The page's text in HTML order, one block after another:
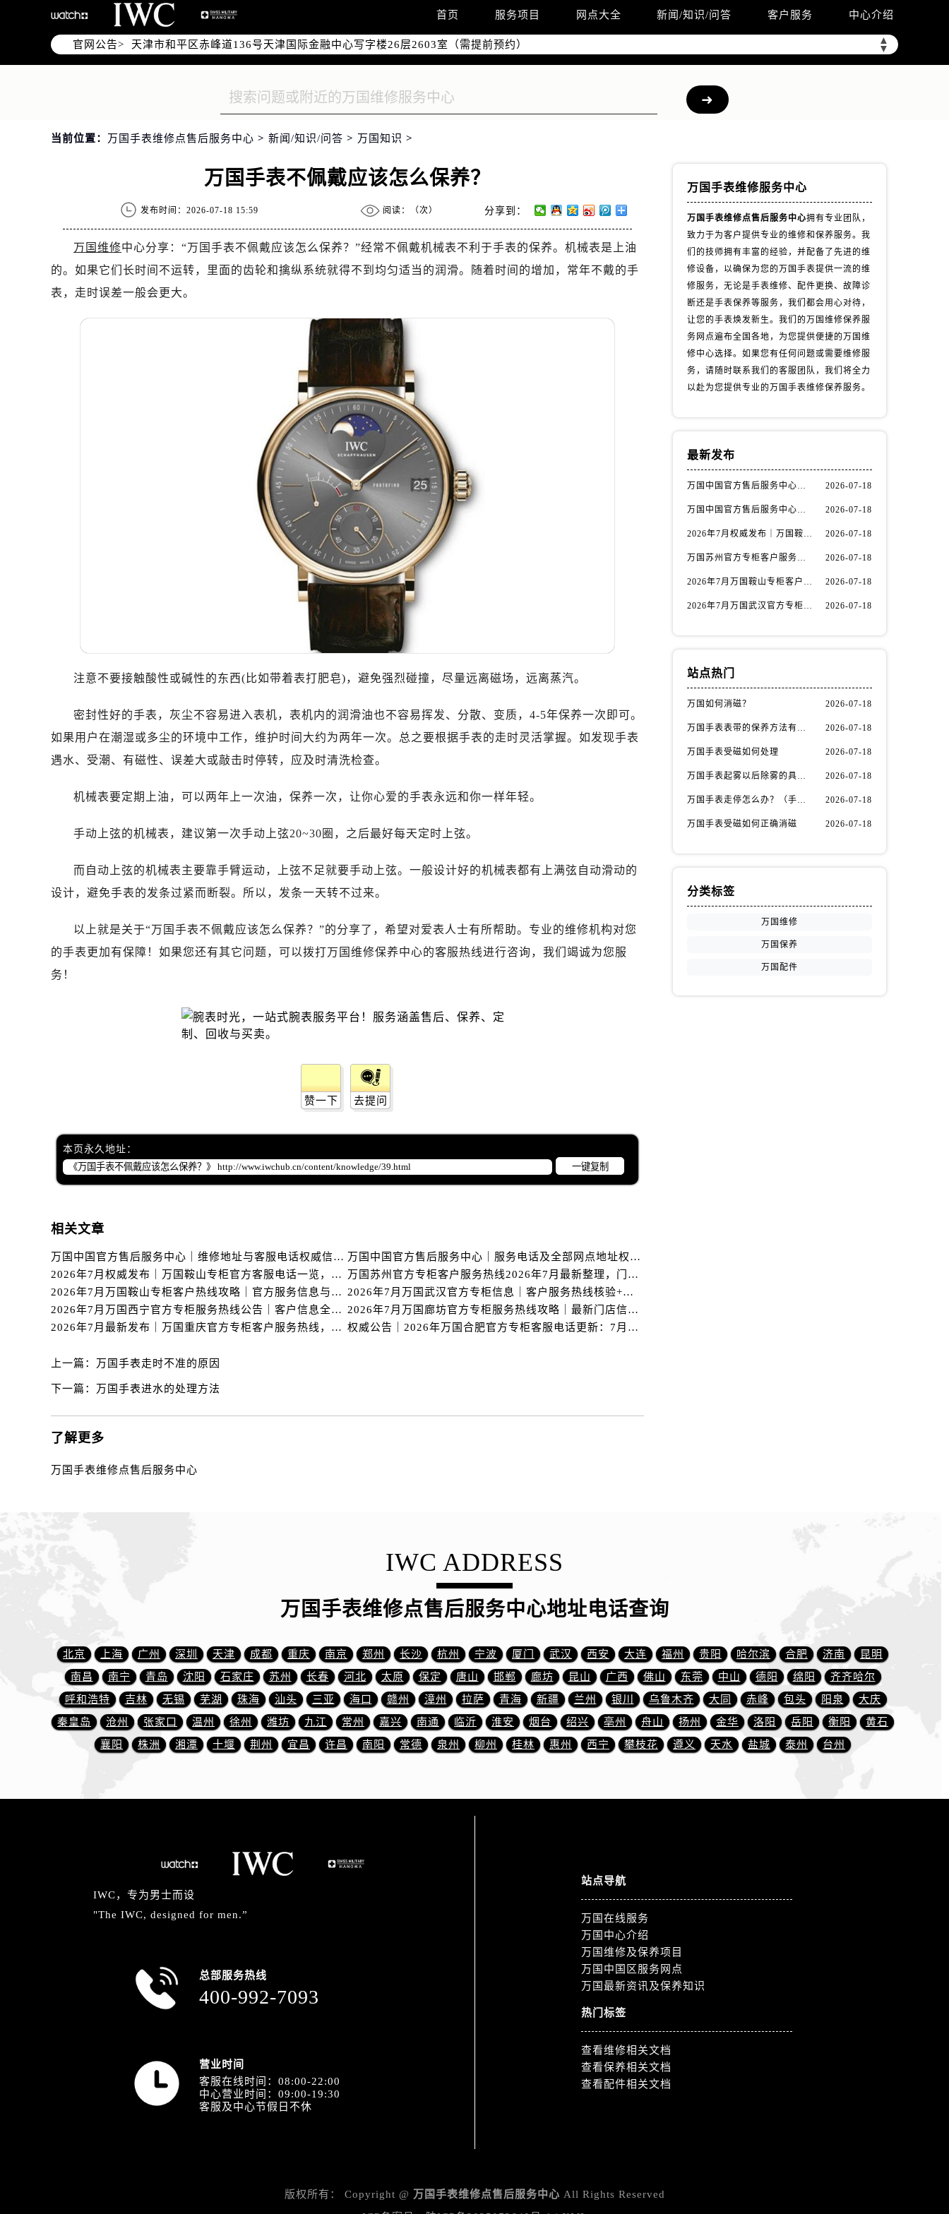
首页 服务项目 网点大全 新闻/知识/问答 客户服务 中心介绍
官网公告> ▲
▼
北京市东城区东长安街1号东方广场写字楼W3座6层602室（需提前预约）
北京市朝阳区建国门外大街甲6号华熙国际中心写字楼D座11层1102室（需提前预约）
天津市和平区赤峰道136号天津国际金融中心写字楼26层2603室（需提前预约）
上海市徐汇区虹桥路3号港汇中心写字楼2座37层3705室（需提前预约）
南京市秦淮区中山南路1号（新街口）南京中心写字楼22层C1-1室（需提前预约）
徐州市鼓楼区淮海东路29号苏宁广场IFC国际金融中心写字楼35层3508室（需提前预约）
盐城市盐都区世纪大道5号盐城金融城写字楼1号楼16层1604室（需提前预约）
泰州市海陵区永定东路399号置地商务中心东塔写字楼（华润万象城）17层1706室（需提前预约）
杭州市上城区钱江路1366号华润大厦写字楼A座5层503-5室（需提前预约）
金华市金东区东市南街777号金华万达广场写字楼4号楼22层2209室（需提前预约）
嘉兴市南湖区广益路705号嘉兴世界贸易中心写字楼A座13层1304室（需提前预约）
南昌市红谷滩新区红谷中大道998号绿地双子塔（中央广场）A1座办公楼14层07室（需提前预约）
济南市历下区经十路11111号华润中心写字楼（万象城）15层1508室（需提前预约）
广州市天河区天河路230号万菱汇国际中心写字楼A塔7层704室（需提前预约）
广州市越秀区环市东路371-375号世界贸易中心大厦南塔写字楼15层07室（需提前预约）
深圳市罗湖区深南东路5001号华润大厦写字楼17层1701室（需提前预约）
惠州市惠城区江北文昌一路7号华贸大厦写字楼1座30层05室（需提前预约）
厦门市思明区湖滨东路95号华润大厦写字楼B座11层1104室（需提前预约）
福州市鼓楼区五四路128-1号恒力城写字楼15层03室（需提前预约）
成都市锦江区人民东路6号SAC东原中心写字楼24层2406B室（需提前预约）
重庆市江北区观音桥步行街2号融恒时代广场写字楼9层902室（需提前预约）
长沙市芙蓉区定王台街道建湘路393号世茂环球金融中心写字楼（芙蓉广场）10层13室（需提前预约）
郑州市二七区铭功路10号华润大厦写字楼29层2905室（需提前预约）
太原市迎泽区解放路15号亨得利名表服务中心（品牌授权店）3层整层（需提前预约）
沈阳市沈河区中街路137号亨得利名表服务中心（品牌授权店）1层整层（需提前预约）
沈阳市沈河区中街路83号亨得利名表服务中心（品牌授权店）1层整层（需提前预约）
乌鲁木齐市天山区红山路26号时代广场（CCMALL）C座17层17-B（需提前预约）
温州市鹿城区锦绣路1067号置信广场10层1015室（需提前预约）
哈尔滨市道里区友谊西路600号富力中心T2座写字楼29层03室（需提前预约）
大连市中山区人民路15号国际金融大厦7层G室（需提前预约）
东莞市东城街道鸿福东路1号民盈国贸中心T1写字楼9层907室（需提前预约）
无锡市梁溪区人民中路139号恒隆广场写字楼1座11层1104室（需提前预约）
南通市崇川区工农路57号圆融广场写字楼16层1603室（需提前预约）
武汉市江汉区解放大道686号世界贸易大厦38层09室（需提前预约）
合肥市蜀山区潜山路111号万象城华润大厦B座12楼03室（需提前预约）
青岛市南区山东路6号华润大厦B座22层04室（需提前预约）
烟台市芝罘区胜利路139号万达金融中心A座907室（需提前预约）
贵阳市南明区都司高架桥路33号亨特国际金融中心14楼14D（需提前预约）
昆明市盘龙区北京路928号同德昆明广场写字楼10层06室（需提前预约）
海口市龙华区金贸东路5号海口华润大厦B座17层1707室（需提前预约）
唐山市路南区新华东道100号万达广场写字楼A座10层1002室（需提前预约）
内蒙古自治区呼和浩特市玉泉区大学西街70号华润万象城写字楼（鄂尔多斯大厦）23层2326室（需提前预约）
甘肃省兰州市七里河区西津西路16号兰州中心写字楼21层2102室（需提前预约）
重庆市解放碑渝中区民权路28号英利国际金融中心写字楼20层01室（需提前预约）
黑龙江省大庆市萨尔图区会战大街万国售后服务中心（需提前预约）
黑龙江省黑河市爱辉区中央街万国售后服务中心（需提前预约）
黑龙江省七台河市桃山区大同街万国售后服务中心（需提前预约）
黑龙江省齐齐哈尔市龙沙区龙华路万国售后服务中心（需提前预约）
黑龙江省双鸭山市尖山区新兴大街万国售后服务中心（需提前预约）
黑龙江省绥化市北林区新华街与康庄路交叉口万国售后服务中心（需提前预约）
黑龙江省伊春市伊美区通河路万国售后服务中心（需提前预约）
吉林省白山市浑江区浑江大街万国售后服务中心（需提前预约）
吉林省吉林市船营区河南街万国售后服务中心（需提前预约）
吉林省松原市宁江区五环大街万国售后服务中心（需提前预约）
辽宁省朝阳市双塔区新华路万国售后服务中心（需提前预约）
辽宁省抚顺市新抚区东一路万国售后服务中心（需提前预约）
辽宁省葫芦岛市连山区中央路万国售后服务中心（需提前预约）
辽宁省锦州市古塔区中央大街万国售后服务中心（需提前预约）
辽宁省辽阳市白塔区新运大街万国售后服务中心（需提前预约）
辽宁省盘锦市兴隆台区石油大街万国售后服务中心（需提前预约）
辽宁省铁岭市银州区南马路万国售后服务中心（需提前预约）
辽宁省营口市站前区市府路与渤海大街交叉口万国售后服务中心（需提前预约）
内蒙古自治区阿拉善盟市左旗土尔扈特大街万国售后服务中心（需提前预约）
内蒙古自治区包头市青山区幸福路甲3号王府井百货名表维修万国售后服务中心（需提前预约）
内蒙古自治区赤峰市红山区哈达街万国售后服务中心（需提前预约）
内蒙古自治区通辽市科尔沁区明仁大街万国售后服务中心（需提前预约）
内蒙古自治区乌海市海勃湾区人民南路万国售后服务中心（需提前预约）
内蒙古自治区兴安盟市乌兰浩特市兴安大街万国售后服务中心（需提前预约）
山西省大同市平城区迎宾街万国售后服务中心（需提前预约）
山西省晋城市城区黄华街万国售后服务中心（需提前预约）
山西省忻州市忻府区和平东街与七一南路交叉口万国售后服务中心（需提前预约）
当前位置： 万国手表维修点售后服务中心 > 新闻/知识/问答 > 万国知识 >
万国手表不佩戴应该怎么保养？
发布时间：2026-07-18 15:59 阅读：（次） 分享到：
万国维修中心分享：“万国手表不佩戴应该怎么保养？”经常不佩戴机械表不利于手表的保养。机械表是上油
的。如果它们长时间不运转，里面的齿轮和擒纵系统就得不到均匀适当的润滑。随着时间的增加，常年不戴的手
表，走时误差一般会更大。
注意不要接触酸性或碱性的东西(比如带着表打肥皂)，避免强烈碰撞，尽量远离磁场，远离蒸汽。
密封性好的手表，灰尘不容易进入表机，表机内的润滑油也不容易挥发、分散、变质，4-5年保养一次即可。
如果用户在潮湿或多尘的环境中工作，维护时间大约为两年一次。总之要根据手表的走时灵活掌握。如发现手表
遇水、受潮、有磁性、误差大或敲击时停转，应及时清洗检查。
机械表要定期上油，可以两年上一次油，保养一次，让你心爱的手表永远和你一样年轻。
手动上弦的机械表，建议第一次手动上弦20~30圈，之后最好每天定时上弦。
而自动上弦的机械表主要靠手臂运动，上弦不足就要手动上弦。一般设计好的机械表都有上满弦自动滑动的
设计，避免手表的发条过紧而断裂。所以，发条一天转不过来。
以上就是关于“万国手表不佩戴应该怎么保养？”的分享了，希望对爱表人士有所帮助。专业的维修机构对您
的手表更加有保障！如果您还有其它问题，可以拨打万国维修保养中心的客服热线进行咨询，我们竭诚为您服
务！
赞一下 去提问
本页永久地址：
一键复制
相关文章
万国中国官方售后服务中心｜维修地址与客服电话权威信息通知（2026年7月最新）
万国中国官方售后服务中心｜服务电话及全部网点地址权威信息通告（2026年7月最新）
2026年7月权威发布｜万国鞍山专柜官方客服电话一览，服务信息全面公开
万国苏州官方专柜客户服务热线2026年7月最新整理，门店信息权威发布
2026年7月万国鞍山专柜客户热线攻略｜官方服务信息与专柜名录整合
2026年7月万国武汉官方专柜信息｜客户服务热线核验+官方通知
2026年7月万国西宁官方专柜服务热线公告｜客户信息全公开
2026年7月万国廊坊官方专柜服务热线攻略｜最新门店信息与客服电话全收录
2026年7月最新发布｜万国重庆官方专柜客户服务热线，门店核验全攻略
权威公告｜2026年万国合肥官方专柜客服电话更新：7月最新信息公布
上一篇： 万国手表走时不准的原因
下一篇： 万国手表进水的处理方法
了解更多
万国手表维修点售后服务中心
万国手表维修服务中心
万国手表维修点售后服务中心拥有专业团队，
致力于为客户提供专业的维修和保养服务。我
们的技师拥有丰富的经验，并配备了先进的维
修设备，以确保为您的万国手表提供一流的维
修服务，无论是手表维修、配件更换、故障诊
断还是手表保养等服务，我们都会用心对待，
让您的手表焕发新生。我们的万国维修保养服
务网点遍布全国各地，为您提供便捷的万国维
修中心选择。如果您有任何问题或需要维修服
务，请随时联系我们的客服团队，我们将全力
以赴为您提供专业的万国手表维修保养服务。
最新发布
万国中国官方售后服务中心｜维修地址与客服电话权威信息通知（2026年7月最新） 2026-07-18
万国中国官方售后服务中心｜服务电话及全部网点地址权威信息通告（2026年7月最新） 2026-07-18
2026年7月权威发布｜万国鞍山专柜官方客服电话一览，服务信息全面公开 2026-07-18
万国苏州官方专柜客户服务热线2026年7月最新整理，门店信息权威发布 2026-07-18
2026年7月万国鞍山专柜客户热线攻略｜官方服务信息与专柜名录整合 2026-07-18
2026年7月万国武汉官方专柜信息｜客户服务热线核验+官方通知 2026-07-18
站点热门
万国如何消磁？ 2026-07-18
万国手表表带的保养方法有哪些？ 2026-07-18
万国手表受磁如何处理 2026-07-18
万国手表起雾以后除雾的具体方法（万国手表起雾解决办法） 2026-07-18
万国手表走停怎么办？（手表走停的处理方法） 2026-07-18
万国手表受磁如何正确消磁 2026-07-18
分类标签
万国维修
万国保养
万国配件
IWC ADDRESS
万国手表维修点售后服务中心地址电话查询
北京 上海 广州 深圳 天津 成都 重庆 南京 郑州 长沙 杭州 宁波 厦门 武汉 西安 大连 福州 贵阳 哈尔滨 合肥 济南
昆明
南昌
南宁 青岛 沈阳 石家庄 苏州 长春 河北 太原 保定 唐山 邯郸 廊坊 昆山 广西 佛山 东莞 中山 德阳 绵阳
齐齐哈尔
呼和浩特
吉林 无锡 芜湖 珠海 汕头 三亚 海口 赣州 漳州 拉萨 青海 新疆 兰州 银川 乌鲁木齐 大同 赤峰 包头 阳泉
大庆
秦皇岛
沧州 张家口 温州 徐州 潍坊 九江 常州 嘉兴 南通 临沂 淮安 烟台 绍兴 亳州 舟山 扬州 金华 洛阳 岳阳 衡阳
黄石
襄阳
株洲 湘潭 十堰 荆州 宜昌 许昌 南阳 常德 泉州 柳州 桂林 惠州 西宁 攀枝花 遵义 天水 盐城 泰州 台州
IWC，专为男士而设
"The IWC, designed for men.”
总部服务热线
400-992-7093
营业时间
客服在线时间：08:00-22:00
中心营业时间：09:00-19:30
客服及中心节假日不休
站点导航
万国在线服务
万国中心介绍
万国维修及保养项目
万国中国区服务网点
万国最新资讯及保养知识
热门标签
查看维修相关文档
查看保养相关文档
查看配件相关文档
版权所有： Copyright @ 万国手表维修点售后服务中心 All Rights Reserved